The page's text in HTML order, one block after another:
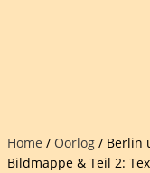
Home / Oorlog / Berlin
Bildmappe & Teil 2: